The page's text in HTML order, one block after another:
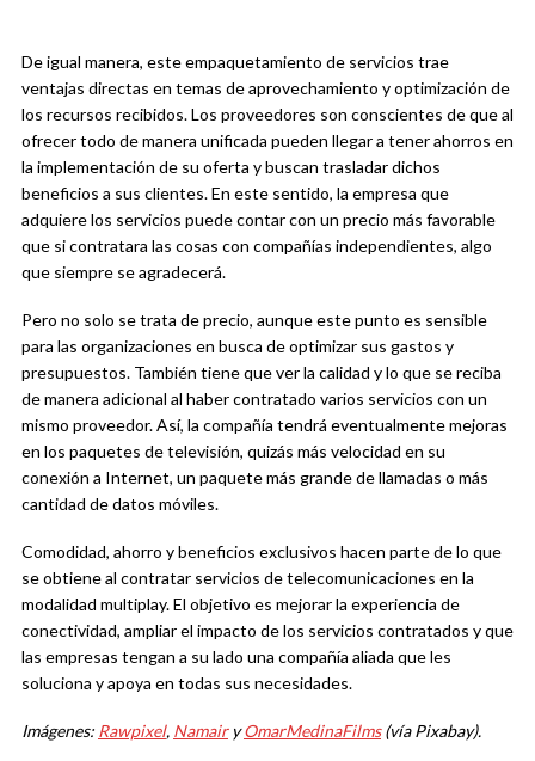
De igual manera, este empaquetamiento de servicios trae
ventajas directas en temas de aprovechamiento y optimización de
los recursos recibidos. Los proveedores son conscientes de que al
ofrecer todo de manera unificada pueden llegar a tener ahorros en
la implementación de su oferta y buscan trasladar dichos
beneficios a sus clientes. En este sentido, la empresa que
adquiere los servicios puede contar con un precio más favorable
que si contratara las cosas con compañías independientes, algo
que siempre se agradecerá.
Pero no solo se trata de precio, aunque este punto es sensible
para las organizaciones en busca de optimizar sus gastos y
presupuestos. También tiene que ver la calidad y lo que se reciba
de manera adicional al haber contratado varios servicios con un
mismo proveedor. Así, la compañía tendrá eventualmente mejoras
en los paquetes de televisión, quizás más velocidad en su
conexión a Internet, un paquete más grande de llamadas o más
cantidad de datos móviles.
Comodidad, ahorro y beneficios exclusivos hacen parte de lo que
se obtiene al contratar servicios de telecomunicaciones en la
modalidad multiplay. El objetivo es mejorar la experiencia de
conectividad, ampliar el impacto de los servicios contratados y que
las empresas tengan a su lado una compañía aliada que les
soluciona y apoya en todas sus necesidades.
Imágenes: Rawpixel, NamairyOmarMedinaFilms(vía Pixabay).